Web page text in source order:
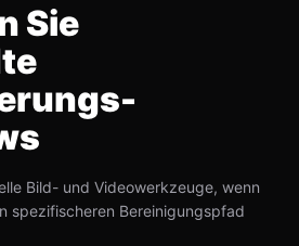
Sie
Bild- und Videowerkzeuge, wenn
spezifischeren Bereinigungspfad